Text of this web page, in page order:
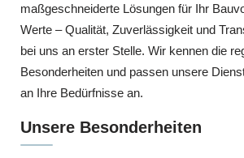
maßgeschneiderte Lösungen für Ihr
Werte – Qualität, Zuverlässigkeit und
bei uns an erster Stelle. Wir kennen die
Besonderheiten und passen unsere
an Ihre Bedürfnisse an.
Unsere Besonderheiten